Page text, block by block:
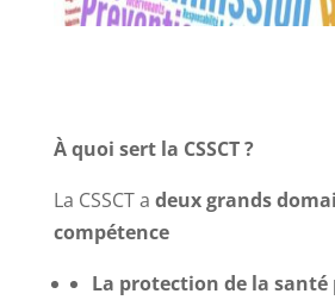
À quoi sert la CSSCT ?
La CSSCT a deux grands
compétence
La protection de la santé